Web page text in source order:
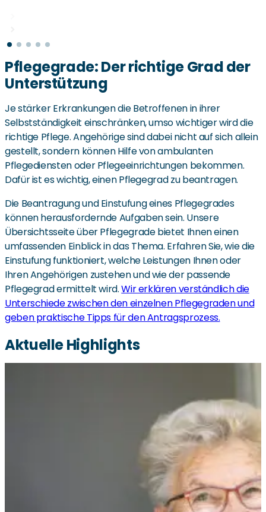
Pflegegrade: Der richtige Grad der
Unterstützung
Je stärker Erkrankungen die Betroffenen in ihrer
Selbstständigkeit einschränken, umso wichtiger wird die
richtige Pflege. Angehörige sind dabei nicht auf sich allein
gestellt, sondern können Hilfe von ambulanten
Pflegediensten oder Pflegeeinrichtungen bekommen.
Dafür ist es wichtig, einen Pflegegrad zu beantragen.
Die Beantragung und Einstufung eines Pflegegrades
können herausfordernde Aufgaben sein. Unsere
Übersichtsseite über Pflegegrade bietet Ihnen einen
umfassenden Einblick in das Thema. Erfahren Sie, wie die
Einstufung funktioniert, welche Leistungen Ihnen oder
Ihren Angehörigen zustehen und wie der passende
Pflegegrad ermittelt wird.Wir erklären verständlich die
Unterschiede zwischen den einzelnen Pflegegraden und
geben praktische Tipps für den Antragsprozess.
Aktuelle Highlights